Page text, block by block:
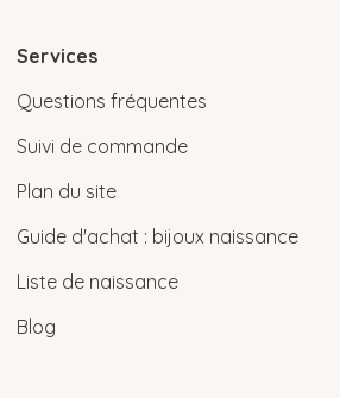
Services
Questions fréquentes
Suivi de commande
Plan du site
Guide d'achat : bijoux naissance
Liste de naissance
Blog